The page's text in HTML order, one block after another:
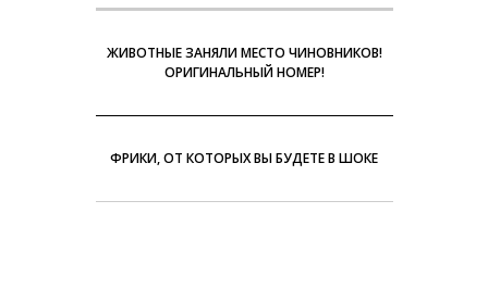
ЖИВОТНЫЕ ЗАНЯЛИ МЕСТО ЧИНОВНИКОВ!
ОРИГИНАЛЬНЫЙ НОМЕР!
ФРИКИ, ОТ КОТОРЫХ ВЫ БУДЕТЕ В ШОКЕ